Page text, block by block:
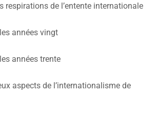
respirations de l’entente internationale
années vingt
années trente
aspects de l’internationalisme de